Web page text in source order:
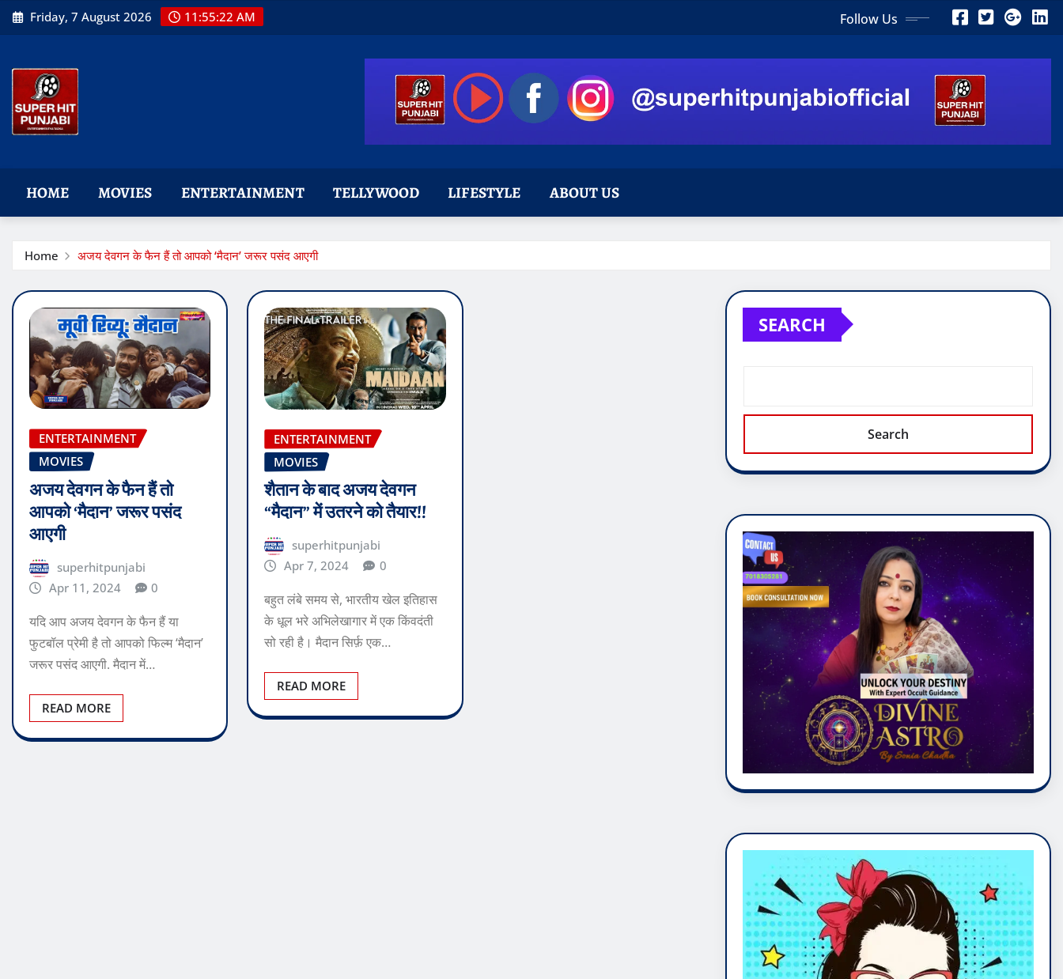
Skip
to
Friday, 7 August 2026 11:55:22 AM Follow Us
HOME MOVIES ENTERTAINMENT TELLYWOOD LIFESTYLE ABOUT US
Home अजय देवगन के फैन हैं तो आपको ‘मैदान’ जरूर पसंद आएगी
ENTERTAINMENT
MOVIES
अजय देवगन के फैन हैं तो
आपको ‘मैदान’ जरूर पसंद
आएगी
superhitpunjabi
Apr 11, 2024
0
यदि आप अजय देवगन के फैन हैं या
फुटबॉल प्रेमी है तो आपको फिल्म ‘मैदान’
जरूर पसंद आएगी. मैदान में…
READ MORE
ENTERTAINMENT
MOVIES
शैतान के बाद अजय देवगन
“मैदान” में उतरने को तैयार!!
superhitpunjabi
Apr 7, 2024
0
बहुत लंबे समय से, भारतीय खेल इतिहास
के धूल भरे अभिलेखागार में एक किंवदंती
सो रही है। मैदान सिर्फ़ एक…
READ MORE
SEARCH
Search